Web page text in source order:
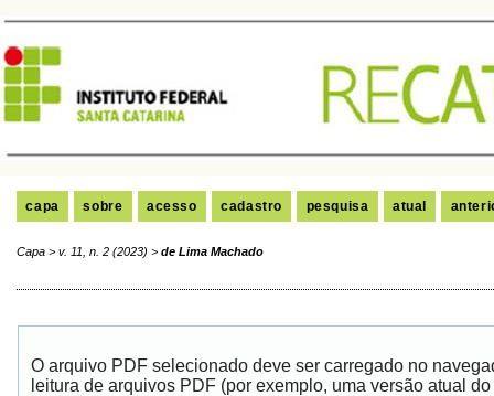
capa sobre acesso cadastro pesquisa atual
Capa > v. 11, n. 2 (2023) > de Lima Machado
O arquivo PDF selecionado deve ser carregado no
leitura de arquivos PDF (por exemplo, uma versão atual do